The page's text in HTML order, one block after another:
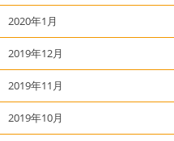
2020年1月
2019年12月
2019年11月
2019年10月